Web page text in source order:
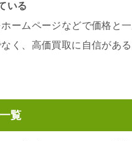
いる
ームページなどで価格と
く、高価買取に自信があ
覧